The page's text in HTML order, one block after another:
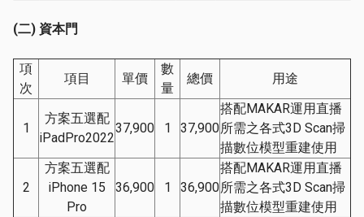
(二) 資本門
項
次
項目 單價
數
量
總價 用途
1
方案五選配
iPadPro2022
37,900 1 37,900
搭配MAKAR運用直播
所需之各式3D Scan掃
描數位模型重建使用
2
方案五選配
iPhone 15
Pro
36,900 1 36,900
搭配MAKAR運用直播
所需之各式3D Scan掃
描數位模型重建使用